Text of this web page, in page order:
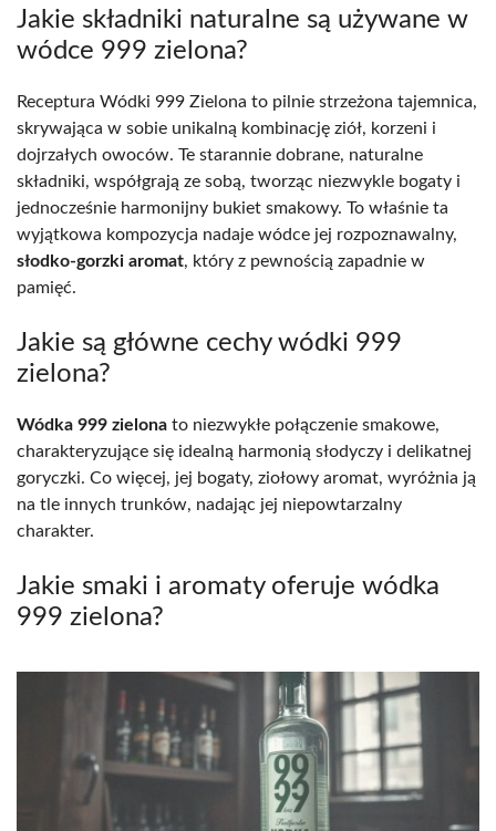
Jakie składniki naturalne są używane w
wódce 999 zielona?
Receptura Wódki 999 Zielona to pilnie strzeżona tajemnica,
skrywająca w sobie unikalną kombinację ziół, korzeni i
dojrzałych owoców. Te starannie dobrane, naturalne
składniki, współgrają ze sobą, tworząc niezwykle bogaty i
jednocześnie harmonijny bukiet smakowy. To właśnie ta
wyjątkowa kompozycja nadaje wódce jej rozpoznawalny,
słodko-gorzki aromat, który z pewnością zapadnie w
pamięć.
Jakie są główne cechy wódki 999
zielona?
Wódka 999 zielona to niezwykłe połączenie smakowe,
charakteryzujące się idealną harmonią słodyczy i delikatnej
goryczki. Co więcej, jej bogaty, ziołowy aromat, wyróżnia ją
na tle innych trunków, nadając jej niepowtarzalny
charakter.
Jakie smaki i aromaty oferuje wódka
999 zielona?